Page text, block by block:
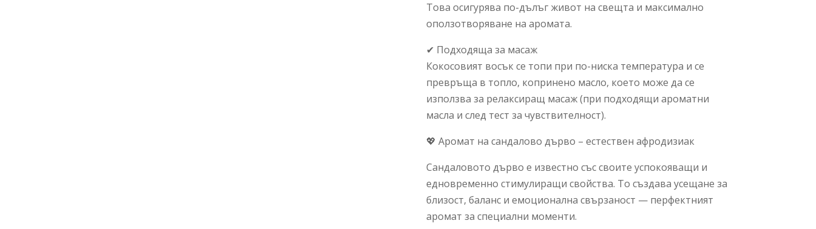
Това осигурява по-дълъг живот на свещта и максимално
оползотворяване на аромата.
✔ Подходяща за масаж
Кокосовият восък се топи при по-ниска температура и се
превръща в топло, копринено масло, което може да се
използва за релаксиращ масаж (при подходящи ароматни
масла и след тест за чувствителност).
💖 Аромат на сандалово дърво – естествен афродизиак
Сандаловото дърво е известно със своите успокояващи и
едновременно стимулиращи свойства. То създава усещане за
близост, баланс и емоционална свързаност — перфектният
аромат за специални моменти.